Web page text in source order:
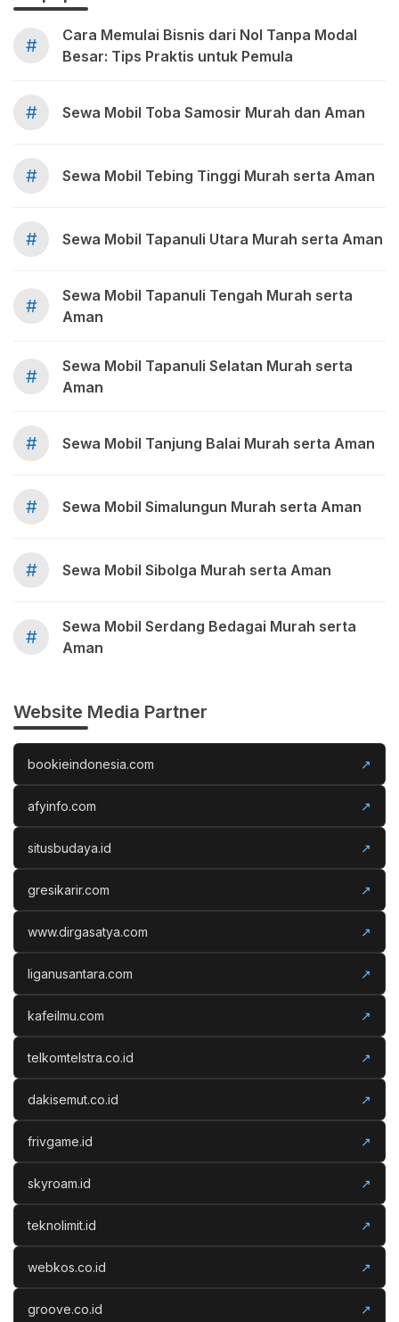
#
Cara Memulai Bisnis dari Nol Tanpa Modal
Besar: Tips Praktis untuk Pemula
# Sewa Mobil Toba Samosir Murah dan Aman
# Sewa Mobil Tebing Tinggi Murah serta Aman
# Sewa Mobil Tapanuli Utara Murah serta Aman
#
Sewa Mobil Tapanuli Tengah Murah serta
Aman
#
Sewa Mobil Tapanuli Selatan Murah serta
Aman
# Sewa Mobil Tanjung Balai Murah serta Aman
# Sewa Mobil Simalungun Murah serta Aman
# Sewa Mobil Sibolga Murah serta Aman
#
Sewa Mobil Serdang Bedagai Murah serta
Aman
Website Media Partner
bookieindonesia.com ↗
afyinfo.com ↗
situsbudaya.id ↗
gresikarir.com ↗
www.dirgasatya.com ↗
liganusantara.com ↗
kafeilmu.com ↗
telkomtelstra.co.id ↗
dakisemut.co.id ↗
frivgame.id ↗
skyroam.id ↗
teknolimit.id ↗
webkos.co.id ↗
groove.co.id ↗